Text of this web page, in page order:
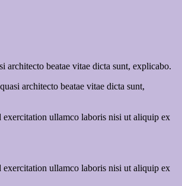
architecto beatae vitae dicta sunt, explicabo.
architecto beatae vitae dicta sunt,
ullamco laboris nisi ut aliquip ex
ullamco laboris nisi ut aliquip ex